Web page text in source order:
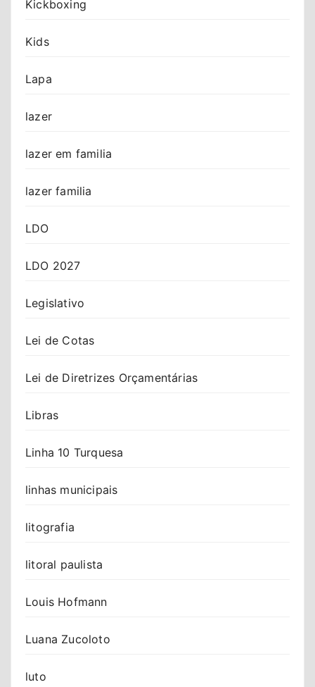
Kickboxing
Kids
Lapa
lazer
lazer em familia
lazer familia
LDO
LDO 2027
Legislativo
Lei de Cotas
Lei de Diretrizes Orçamentárias
Libras
Linha 10 Turquesa
linhas municipais
litografia
litoral paulista
Louis Hofmann
Luana Zucoloto
luto